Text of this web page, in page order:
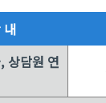
내
상담원 연